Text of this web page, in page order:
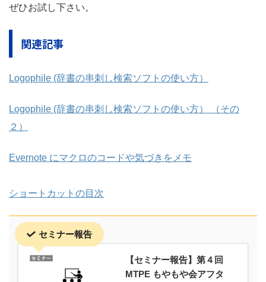
ぜひお試し下さい。
関連記事
Logophile (辞書の串刺し検索ソフトの使い方）
Logophile (辞書の串刺し検索ソフトの使い方） （その
２）
Evernote にマクロのコードや気づきをメモ
ショートカットの目次
セミナー報告
【セミナー報告】第４回
MTPE もやもや会アフタ